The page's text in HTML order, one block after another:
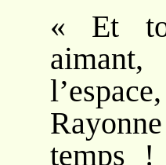
« Et
aimant,
l’espace,
temps !